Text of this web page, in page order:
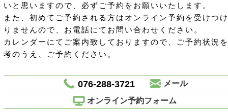
いと思いますので、必ずご予約をお願いいたします。
また、初めてご予約される方はオンライン予約を受けつ
りませんので、お電話にてお問い合わせください。
カレンダーにてご案内致しておりますので、ご予約状況
考のうえ、ご予約ください。
076-288-3721
メール
オンライン予約フォーム